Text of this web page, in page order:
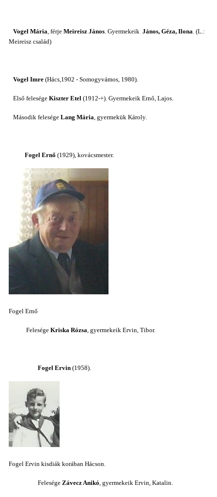
Vogel Mária , férje Meireisz János . Gyermekeik János, Géza, Ilona . (L.:
Meireisz család)
Vogel Imre (Hács,1902 - Somogyvámos, 1980).
Első felesége Kiszter Etel (1912-+). Gyermekeik Ernő, Lajos.
Második felesége Lang Mária , gyermekük Károly.
Fogel Ernő (1929), kovácsmester.
Fogel Ernő
Felesége Kriska Rózsa , gyermekeik Ervin, Tibor.
Fogel Ervin (1958).
Fogel Ervin kisdiák korában Hácson.
Felesége Závecz Anikó , gyermekeik Ervin, Katalin.